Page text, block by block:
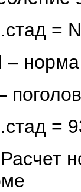
=
–
=